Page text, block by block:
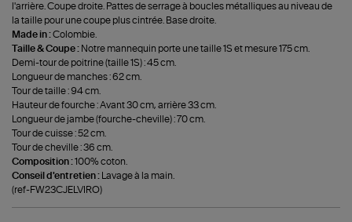
l'arrière. Coupe droite. Pattes de serrage à boucles métalliques au niveau de
la taille pour une coupe plus cintrée. Base droite.
Made in :Colombie.
Taille & Coupe : Notre mannequin porte une taille 1S et mesure 175 cm.
Demi-tour de poitrine (taille 1S) : 45 cm.
Longueur de manches : 62 cm.
Tour de taille : 94 cm.
Hauteur de fourche : Avant 30 cm, arrière 33 cm.
Longueur de jambe (fourche-cheville) : 70 cm.
Tour de cuisse : 52 cm.
Tour de cheville : 36 cm.
Composition :100% coton.
Conseil d'entretien :
Lavage à la main.
(ref-FW23CJELVIRO)